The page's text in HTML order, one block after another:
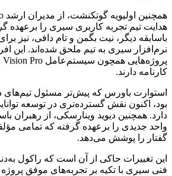
هدایت تیم تجربه کاربری سیری را برعهده
باسابقه دیگر، نیت بگمن و تام دافی، نیز
نرم‌افزار سیری به تیم ملحق شده‌اند. این
کارنامه دارند.
استوارت باورس که پیش‌تر مسئول تیم‌های
بود، اکنون نقش گسترده‌تری در توسعه
دارد. همچنین دیوید وینارسکی، از رهبران
واحد جدیدی را برعهده گرفته که تمامی
گفتار را پوشش می‌دهد.
این تغییرات حاکی از آن است که راکول